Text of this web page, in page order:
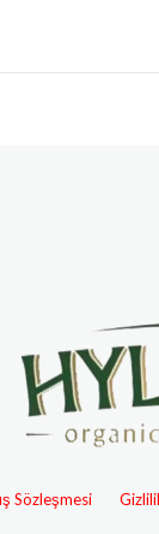
Sözleşmesi